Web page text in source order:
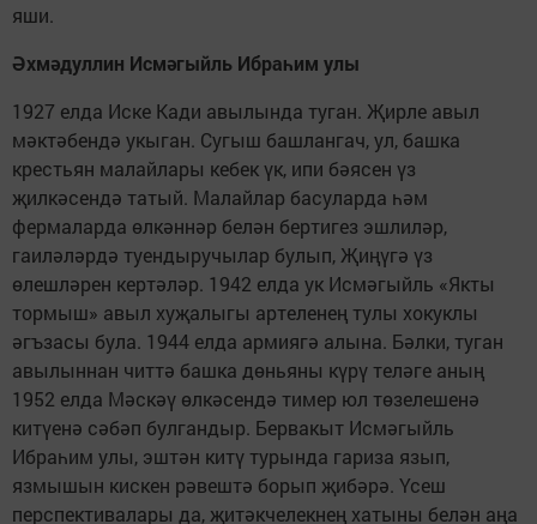
яши.
Әхмәдуллин Исмәгыйль Ибраһим улы
1927 елда Иске Кади авылында туган. Җирле авыл
мәктәбендә укыган. Сугыш башлангач, ул, башка
крестьян малайлары кебек үк, ипи бәясен үз
җилкәсендә татый. Малайлар басуларда һәм
фермаларда өлкәннәр белән бертигез эшлиләр,
гаиләләрдә туендыручылар булып, Җиңүгә үз
өлешләрен кертәләр. 1942 елда ук Исмәгыйль «Якты
тормыш» авыл хуҗалыгы артеленең тулы хокуклы
әгъзасы була. 1944 елда армиягә алына. Бәлки, туган
авылыннан читтә башка дөньяны күрү теләге аның
1952 елда Мәскәү өлкәсендә тимер юл төзелешенә
китүенә сәбәп булгандыр. Бервакыт Исмәгыйль
Ибраһим улы, эштән китү турында гариза язып,
язмышын кискен рәвештә борып җибәрә. Үсеш
перспективалары да, җитәкчелекнең хатыны белән аңа